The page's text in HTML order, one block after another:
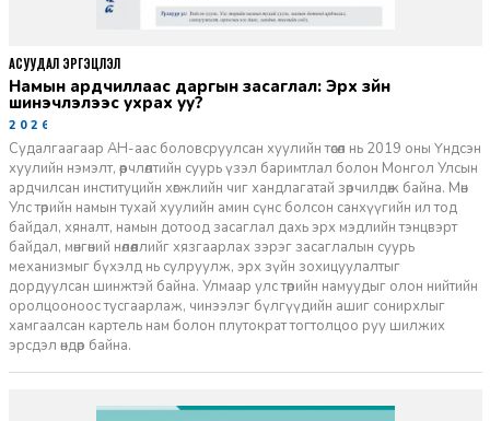
Намын ардчиллаас даргын засаглал: Эрх зүйн
шинэчлэлээс ухрах уу?
2026-07-08
Судалгаагаар АН-аас боловсруулсан хуулийн төсөл нь 2019 оны Үндсэн
хуулийн нэмэлт, өөрчлөлтийн суурь үзэл баримтлал болон Монгол Улсын
ардчилсан институцийн хөгжлийн чиг хандлагатай зөрчилдөж байна. Мөн
Улс төрийн намын тухай хуулийн амин сүнс болсон санхүүгийн ил тод
байдал, хяналт, намын дотоод засаглал дахь эрх мэдлийн тэнцвэрт
байдал, мөнгөний нөлөөллийг хязгаарлах зэрэг засаглалын суурь
механизмыг бүхэлд нь сулруулж, эрх зүйн зохицуулалтыг
дордуулсан шинжтэй байна. Улмаар улс төрийн намуудыг олон нийтийн
оролцооноос тусгаарлаж, чинээлэг бүлгүүдийн ашиг сонирхлыг
хамгаалсан картель нам болон плутократ тогтолцоо руу шилжих
эрсдэл өндөр байна.
АСУУДАЛ ЭРГЭЦҮҮЛЭЛ